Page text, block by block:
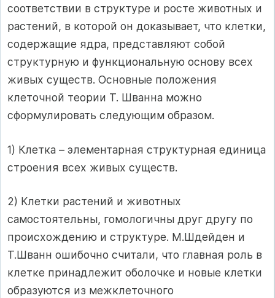
соответствии в структуре и росте животных и
растений, в которой он доказывает, что клетки,
содержащие ядра, представляют собой
структурную и функциональную основу всех
живых существ. Основные положения
клеточной теории Т. Шванна можно
сформулировать следующим образом.
1) Клетка – элементарная структурная единица
строения всех живых существ.
2) Клетки растений и животных
самостоятельны, гомологичны друг другу по
происхождению и структуре. М.Шдейден и
Т.Шванн ошибочно считали, что главная роль в
клетке принадлежит оболочке и новые клетки
образуются из межклеточного